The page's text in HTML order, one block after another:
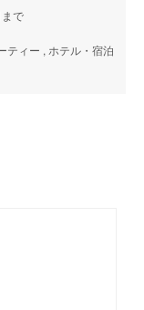
で
ティー , ホテル・宿泊